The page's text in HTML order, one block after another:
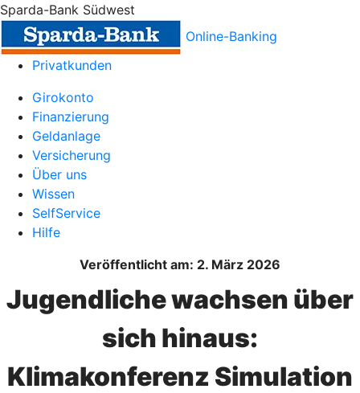
Sparda-Bank Südwest
Online-Banking
Privatkunden
Girokonto
Finanzierung
Geldanlage
Versicherung
Über uns
Wissen
SelfService
Hilfe
Veröffentlicht am: 2. März 2026
Jugendliche wachsen über
sich hinaus:
Klimakonferenz Simulation